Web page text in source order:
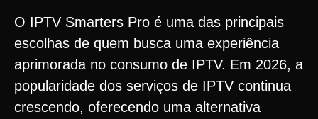
O IPTV Smarters Pro é uma das principais
escolhas de quem busca uma experiência
aprimorada no consumo de IPTV. Em 2026, a
popularidade dos serviços de IPTV continua
crescendo, oferecendo uma alternativa